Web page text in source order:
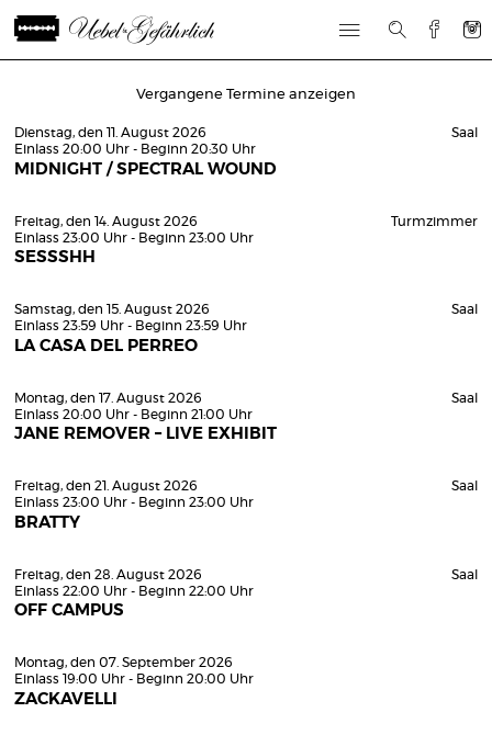
Vergangene Termine anzeigen
Dienstag, den 11. August 2026
Einlass 20:00 Uhr - Beginn 20:30 Uhr
MIDNIGHT / SPECTRAL WOUND
Saal
Freitag, den 14. August 2026
Einlass 23:00 Uhr - Beginn 23:00 Uhr
SESSSHH
Turmzimmer
Samstag, den 15. August 2026
Einlass 23:59 Uhr - Beginn 23:59 Uhr
LA CASA DEL PERREO
Saal
Montag, den 17. August 2026
Einlass 20:00 Uhr - Beginn 21:00 Uhr
JANE REMOVER – LIVE EXHIBIT
Saal
Freitag, den 21. August 2026
Einlass 23:00 Uhr - Beginn 23:00 Uhr
BRATTY
Saal
Freitag, den 28. August 2026
Einlass 22:00 Uhr - Beginn 22:00 Uhr
OFF CAMPUS
Saal
Montag, den 07. September 2026
Einlass 19:00 Uhr - Beginn 20:00 Uhr
ZACKAVELLI